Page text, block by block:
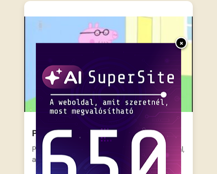
×
Peppa – autómosás
Papa Malac begurul a ház elé a piros autóval,
ami…